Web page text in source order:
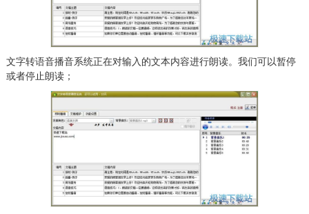
文字转语音播音系统正在对输入的文本内容进行朗读。我们可以暂停
或者停止朗读；